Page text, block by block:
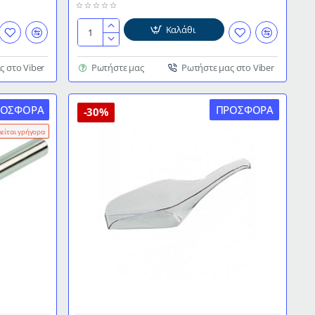
στο Viber
Σέσουλα
Polycarbonate
6oz
Καλάθι
Ρωτήστε μας Ρωτήστε μας στο Viber
γρήγορα
ΠΡΟΣΦΟΡΆ
-30%